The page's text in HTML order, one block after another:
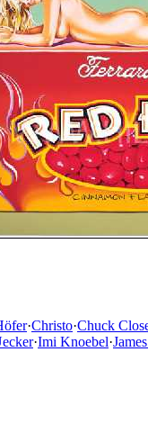
·Christo·Chuck
·Imi Knoebel·